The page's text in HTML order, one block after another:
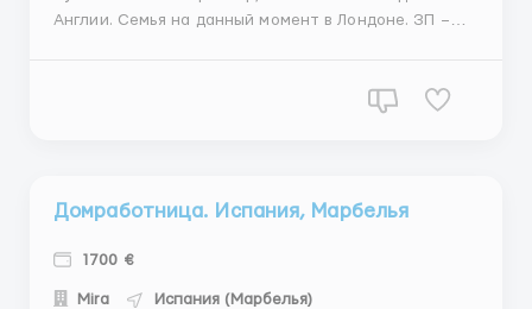
Англии. Семья на данный момент в Лондоне. ЗП –
опыта работы) Семья: Мама, Папа, ребенок (мальчик
Домработница. Испания, Марбелья
1700 €
Mira Испания (Марбелья)